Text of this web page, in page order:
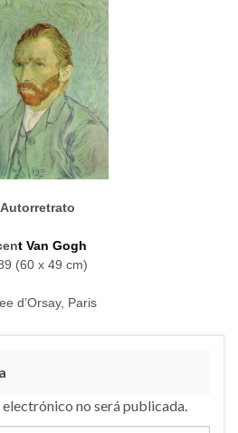
Autorretrato
t Van Gogh
(60 x 49 cm)
d’Orsay, Paris
no será publicada.